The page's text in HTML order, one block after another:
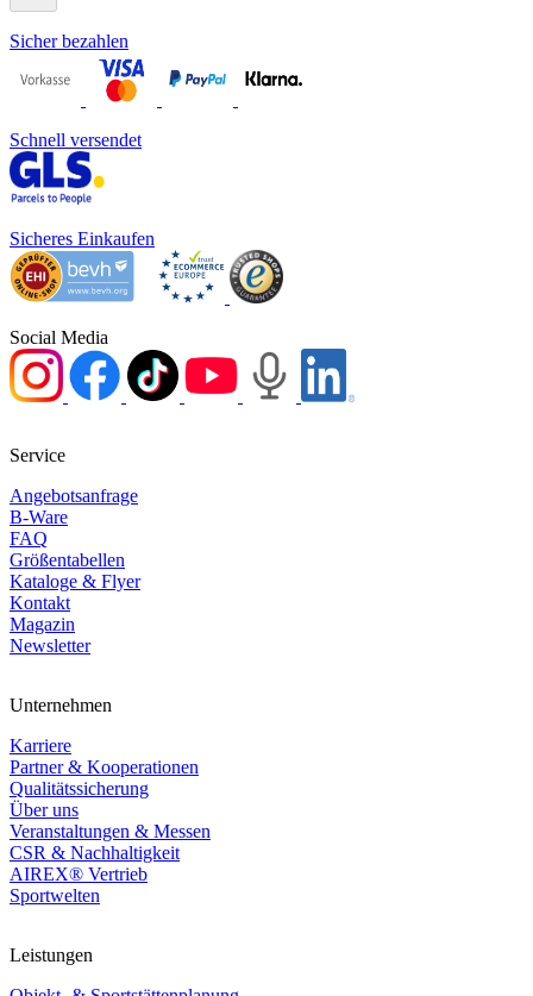
Sicher bezahlen
Schnell versendet
Sicheres Einkaufen
Social Media
Service
Angebotsanfrage
B-Ware
FAQ
Größentabellen
Kataloge & Flyer
Kontakt
Magazin
Newsletter
Unternehmen
Karriere
Partner & Kooperationen
Qualitätssicherung
Über uns
Veranstaltungen & Messen
CSR & Nachhaltigkeit
AIREX® Vertrieb
Sportwelten
Leistungen